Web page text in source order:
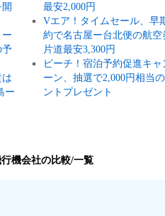
予
ー
最安2,000円
Vエア！タイムセール、早
約で名古屋ー台北便の航空
片道最安3,300円
ピーチ！宿泊予約促進キャ
ーン、抽選で2,000円相当
ントプレゼント
機会社の比較/一覧